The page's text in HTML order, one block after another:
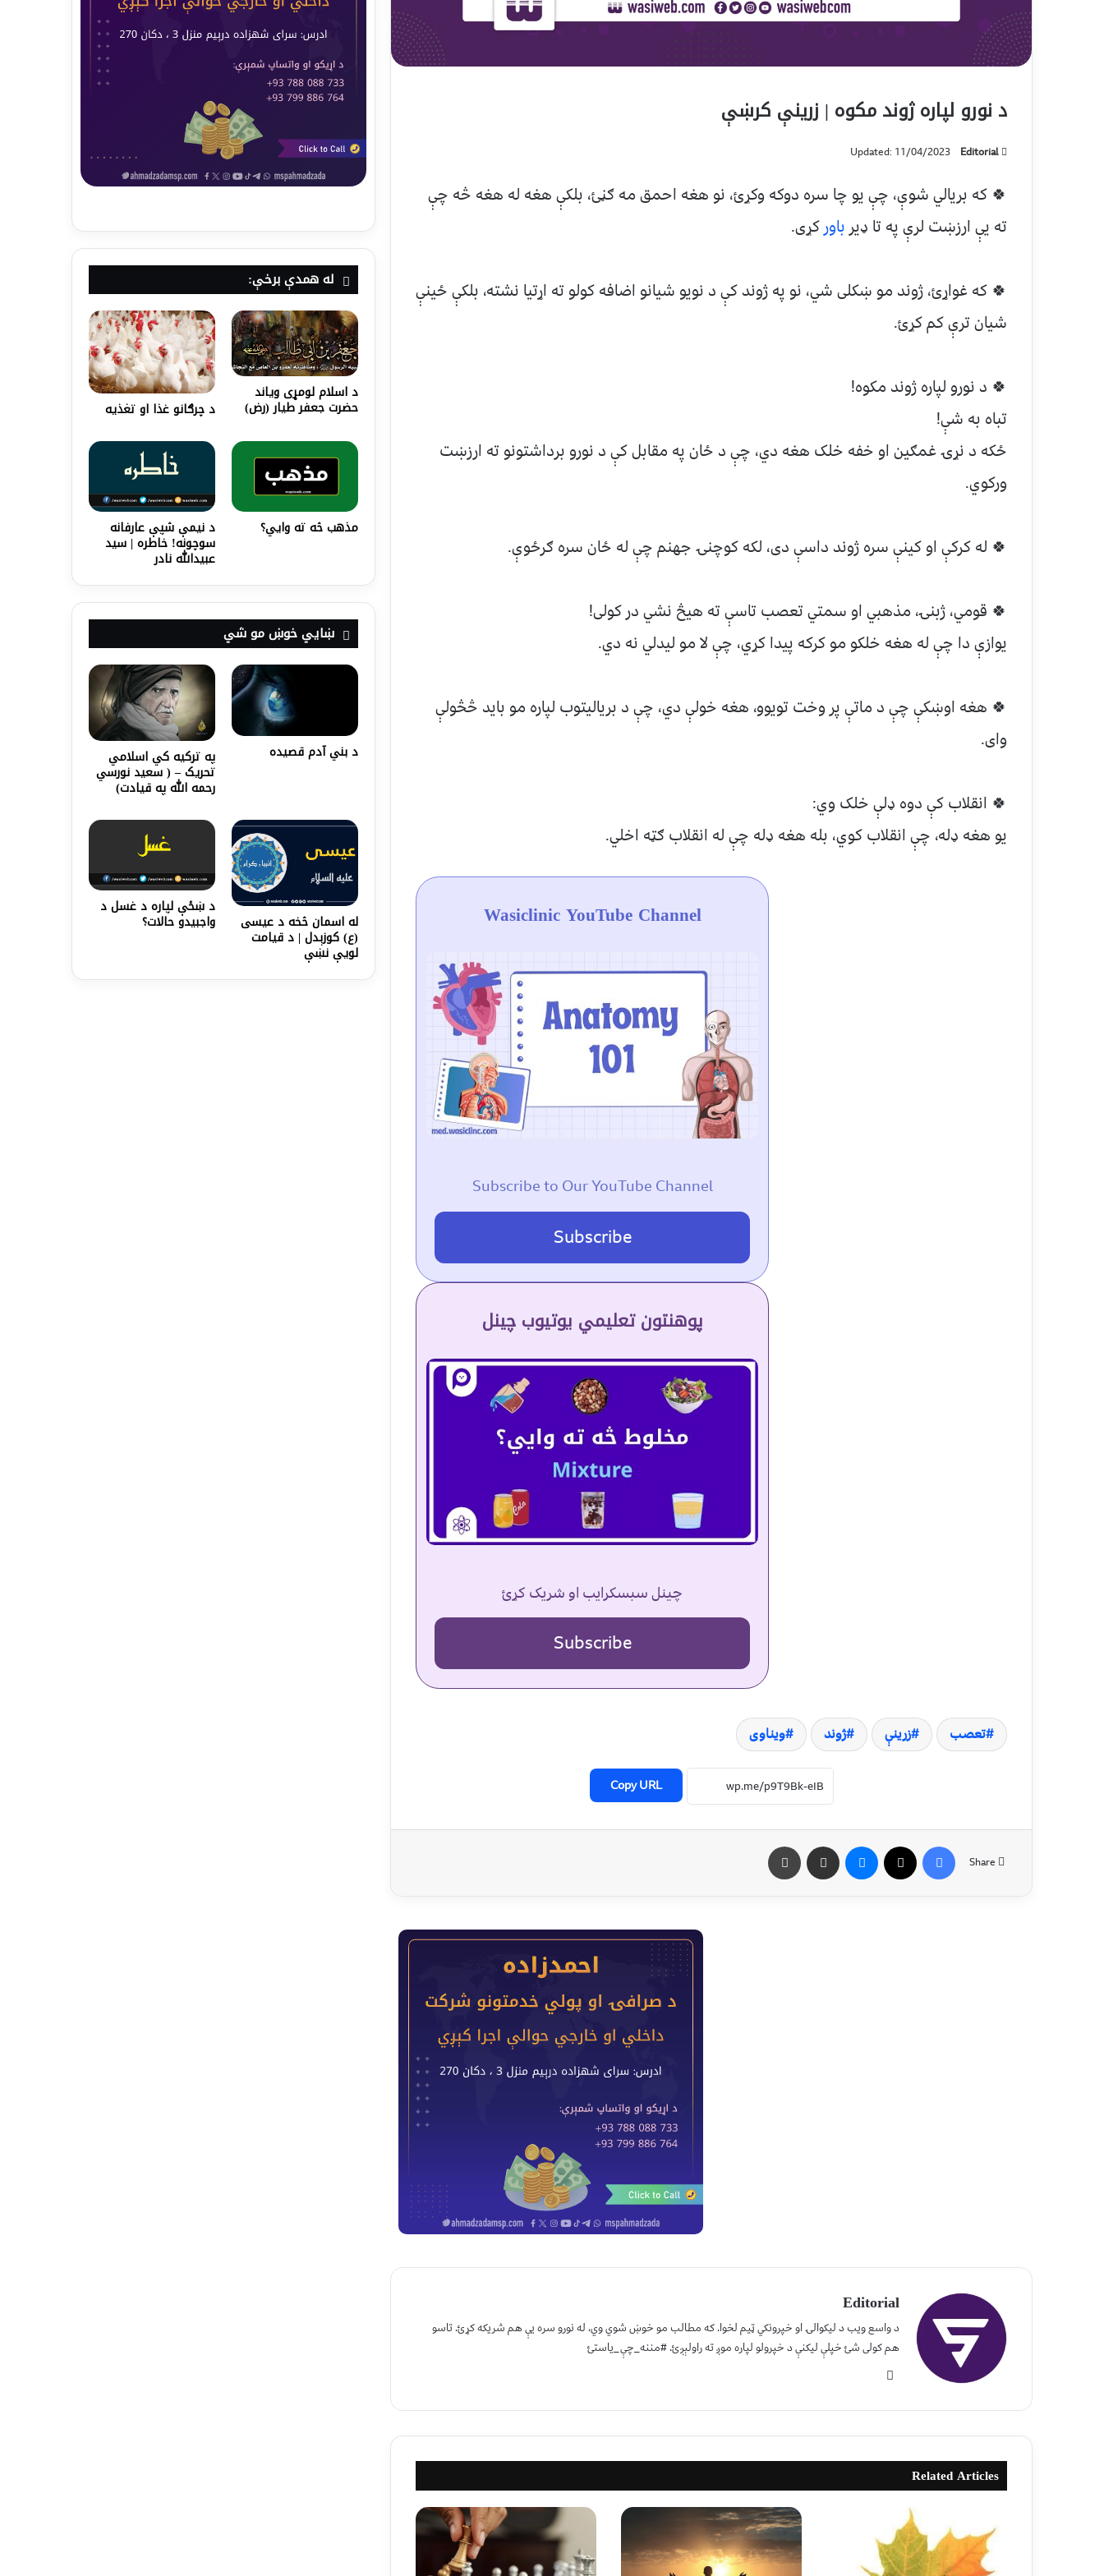
د نورو لپاره ژوند مکوه | زرینې کرښې
Editorial
Updated: 11/04/2023
🍀 که بریالي شوې، چې یو چا سره دوکه وکړئ، نو هغه احمق مه ګڼئ، بلکې هغه له هغه څه چې
ته یې ارزښت لرې په تا ډیر باور کړی.
🍀 که غواړئ، ژوند مو ښکلی شي، نو په ژوند کې د نویو شیانو اضافه کولو ته اړتیا نشته، بلکې ځینې
شیان ترې کم کړئ.
🍀 د نورو لپاره ژوند مکوه!
تباه به شې!
ځکه د نړۍ غمګین او خفه خلک هغه دي، چې د ځان په مقابل کې د نورو برداشتونو ته ارزښت
ورکوي.
🍀 له کرکې او کینې سره ژوند داسې دی، لکه کوچنۍ جهنم چې له ځان سره ګرځوې.
🍀 قومي، ژبنۍ، مذهبي او سمتي تعصب تاسې ته هیڅ نشي در کولی!
یوازې دا چې له هغه خلکو مو کرکه پیدا کړي، چې لا مو لیدلي نه دي.
🍀 ‏هغه اوښکې چې د ماتې پر وخت تویوو، هغه خولې دي، چې د بریالیتوب لپاره مو باید څڅولې
وای.
🍀 انقلاب کې دوه ډلې خلک وي:
یو هغه ډله، چې انقلاب کوي، بله هغه ډله چې له انقلاب ګټه اخلي.
Wasiclinic YouTube Channel
Subscribe to Our YouTube Channel
Subscribe
پوهنتون تعلیمي یوتیوب چینل
چینل سبسکرایب او شریک کړئ
Subscribe
تعصب زرینې ژوند ویناوی
Copy URL
Share
Editorial
د واسع ویب د لیکوالۍ او خپرونکي ټیم لخوا. که مطالب مو خوښ شوي وي، له نورو سره یې هم شریکه کړئ. تاسو
هم کولی شئ خپلې لیکنې د خپرولو لپاره موږ ته راولېږئ. #مننه_چې_یاستئ
Related Articles
له همدې برخې:
د اسلام لومړی وياند
حضرت جعفر طیار (رض) د چرګانو غذا او تغذیه
مذهب څه ته وايي؟ د نیمې شپې عارفانه
سوچونه! خاطره | سید
عبیدالله نادر
ښايي خوښ مو شي
د بني آدم قصيده په ترکیه کي اسلامي
تحریک – ( سعید نورسي
رحمه الله په قیادت)
له اسمان څخه د عيسی
(ع) کوزېدل | د قیامت
لویې نښې
د ښځې لپاره د غسل د
واجبیدو حالات؟